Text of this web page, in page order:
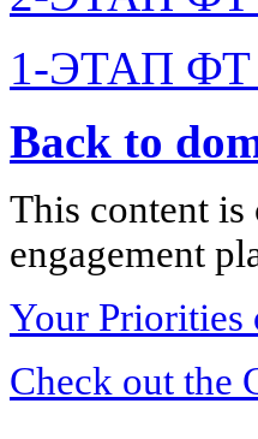
1-ЭТАП ФТ
Back to
This content is
engagement
Your Priorities
Check out the